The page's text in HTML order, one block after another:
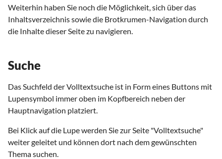
Weiterhin haben Sie noch die Möglichkeit, sich über das
Inhaltsverzeichnis sowie die Brotkrumen-Navigation durch
die Inhalte dieser Seite zu navigieren.
Suche
Das Suchfeld der Volltextsuche ist in Form eines Buttons mit
Lupensymbol immer oben im Kopfbereich neben der
Hauptnavigation platziert.
Bei Klick auf die Lupe werden Sie zur Seite "Volltextsuche"
weiter geleitet und können dort nach dem gewünschten
Thema suchen.